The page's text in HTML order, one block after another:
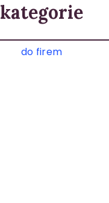
kategorie
do firem